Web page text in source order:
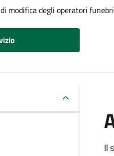
modifica degli operatori funebri
Il